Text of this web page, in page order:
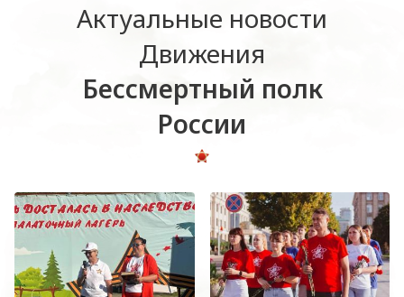
Актуальные новости
Движения
Бессмертный полк
России